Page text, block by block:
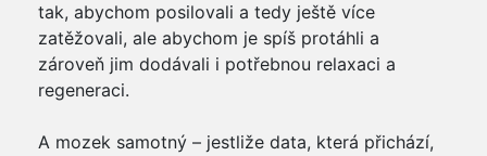
tak, abychom posilovali a tedy ještě více
zatěžovali, ale abychom je spíš protáhli a
zároveň jim dodávali i potřebnou relaxaci a
regeneraci.
A mozek samotný – jestliže data, která přichází,